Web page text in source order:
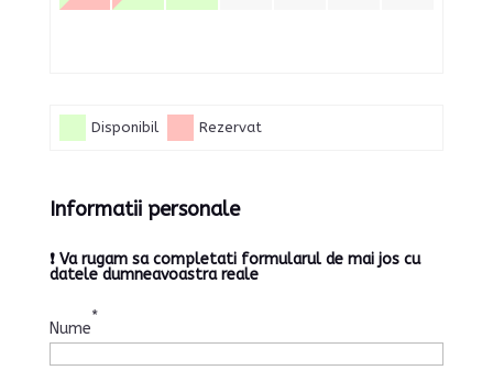
Disponibil Rezervat
Informatii personale
❗ Va rugam sa completati formularul de mai jos cu
datele dumneavoastra reale
Nume
*